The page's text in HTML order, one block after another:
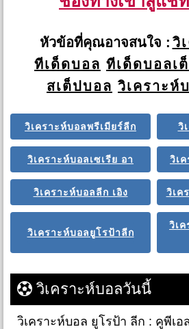
หัวข้อที่คุณอาจสนใจ : วิ
ทีเด็ดบอล ทีเด็ดบอลเ
สเต็ปบอล วิเคราะห์
วิเคราะห์บอลพรีเมียร์ลีก วิ
วิเคราะห์บอลเซเรีย อา วิเ
วิเคราะห์บอลลีก เอิง วิเค
วิเคราะห์บอลยูโรป้าลีก
วิเ
วิเคราะห์บอลวันนี้
วิเคราะห์บอล ยูโรป้า ลีก : คูพีเอ